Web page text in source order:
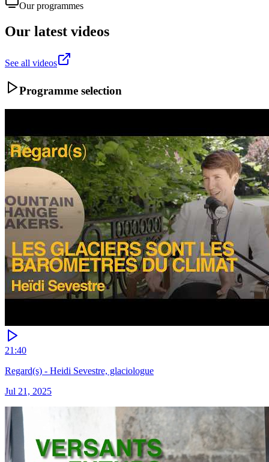
Our programmes
Our latest videos
See all videos
Programme selection
21:40
Regard(s) - Heidi Sevestre, glaciologue
Jul 21, 2025